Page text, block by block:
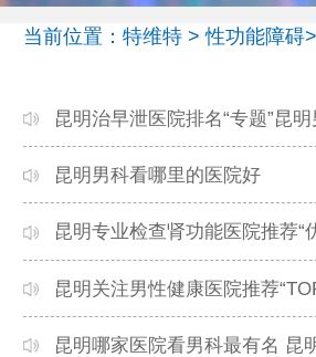
当前位置： 特维特>性功能障碍>
昆明治早泄医院排名“专题”昆
昆明男科看哪里的医院好
昆明专业检查肾功能医院推荐“
昆明关注男性健康医院推荐
昆明哪家医院看男科最有名 昆